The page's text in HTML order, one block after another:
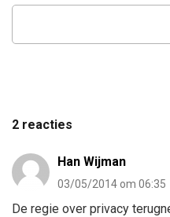
2 reacties
Han Wijman
03/05/2014 om 06:35
De regie over privacy